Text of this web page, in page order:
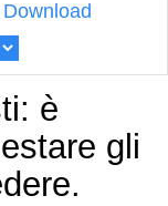
Download
è
gli